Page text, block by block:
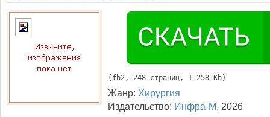
( fb2, 248 страниц, 1 258 Kb)
Жанр: Хирургия
Издательство: Инфра-М, 2026